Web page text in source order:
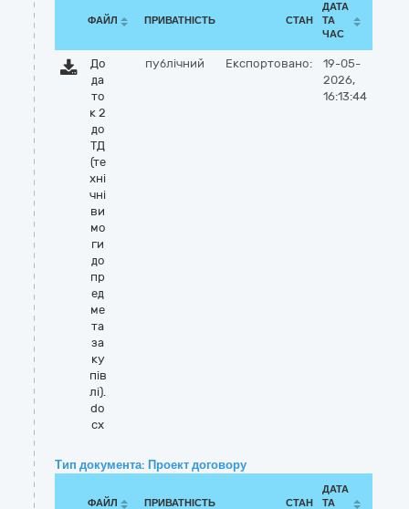
ФАЙЛ ПРИВАТНІСТЬ СТАН
ДАТА
ТА
ЧАС
До
да
то
к 2
до
ТД
(те
хні
чні
ви
мо
ги
до
пр
ед
ме
та
за
ку
пів
лі).
do
cx
публічний Експортовано:
19-05-
2026,
16:13:44
Тип документа: Проект договору
ФАЙЛ ПРИВАТНІСТЬ СТАН
ДАТА
ТА